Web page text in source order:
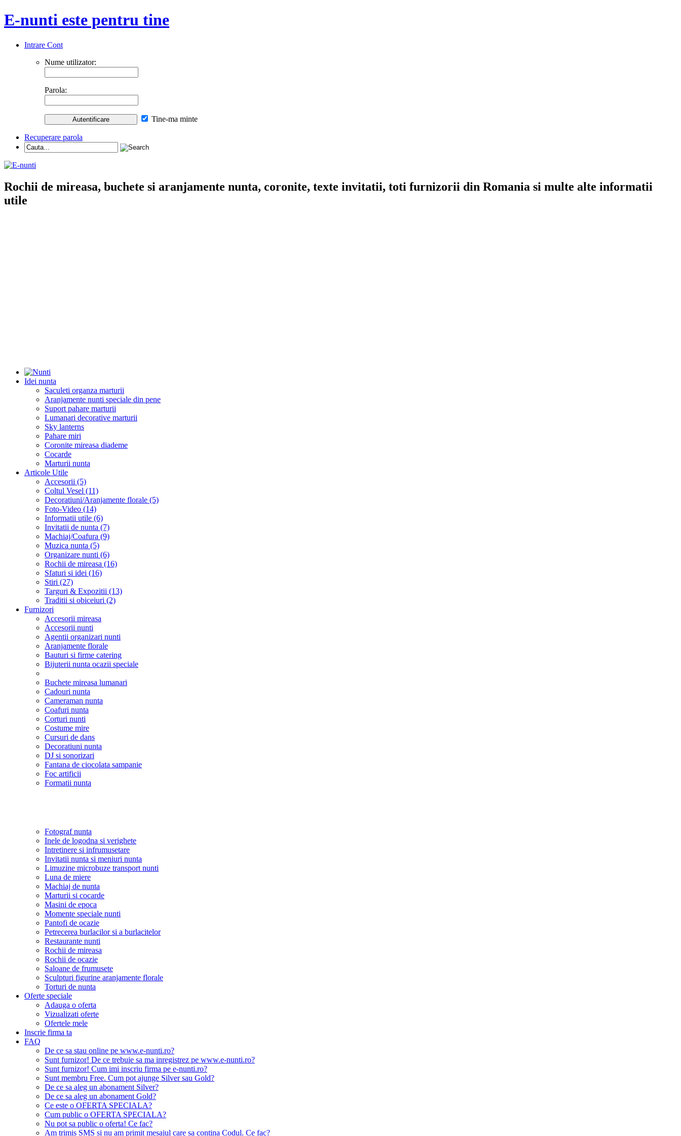
E-nunti este pentru tine
Intrare Cont
Nume utilizator:
Parola:
Tine-ma minte
Recuperare parola
Rochii de mireasa, buchete si aranjamente nunta, coronite, texte invitatii, toti furnizorii din Romania si multe alte informatii
utile
Idei nunta
Saculeti organza marturii
Aranjamente nunti speciale din pene
Suport pahare marturii
Lumanari decorative marturii
Sky lanterns
Pahare miri
Coronite mireasa diademe
Cocarde
Marturii nunta
Articole Utile
Accesorii (5)
Coltul Vesel (11)
Decoratiuni/Aranjamente florale (5)
Foto-Video (14)
Informatii utile (6)
Invitatii de nunta (7)
Machiaj/Coafura (9)
Muzica nunta (5)
Organizare nunti (6)
Rochii de mireasa (16)
Sfaturi si idei (16)
Stiri (27)
Targuri & Expozitii (13)
Traditii si obiceiuri (2)
Furnizori
Accesorii mireasa
Accesorii nunti
Agentii organizari nunti
Aranjamente florale
Bauturi si firme catering
Bijuterii nunta ocazii speciale
Buchete mireasa lumanari
Cadouri nunta
Cameraman nunta
Coafuri nunta
Corturi nunti
Costume mire
Cursuri de dans
Decoratiuni nunta
DJ si sonorizari
Fantana de ciocolata sampanie
Foc artificii
Formatii nunta
Fotograf nunta
Inele de logodna si verighete
Intretinere si infrumusetare
Invitatii nunta si meniuri nunta
Limuzine microbuze transport nunti
Luna de miere
Machiaj de nunta
Marturii si cocarde
Masini de epoca
Momente speciale nunti
Pantofi de ocazie
Petrecerea burlacilor si a burlacitelor
Restaurante nunti
Rochii de mireasa
Rochii de ocazie
Saloane de frumusete
Sculpturi figurine aranjamente florale
Torturi de nunta
Oferte speciale
Adauga o oferta
Vizualizati oferte
Ofertele mele
Inscrie firma ta
FAQ
De ce sa stau online pe www.e-nunti.ro?
Sunt furnizor! De ce trebuie sa ma inregistrez pe www.e-nunti.ro?
Sunt furnizor! Cum imi inscriu firma pe e-nunti.ro?
Sunt membru Free. Cum pot ajunge Silver sau Gold?
De ce sa aleg un abonament Silver?
De ce sa aleg un abonament Gold?
Ce este o OFERTA SPECIALA?
Cum public o OFERTA SPECIALA?
Nu pot sa public o oferta! Ce fac?
Am trimis SMS si nu am primit mesajul care sa contina Codul. Ce fac?